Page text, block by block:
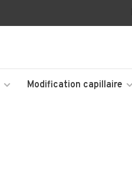
Modification capillaire